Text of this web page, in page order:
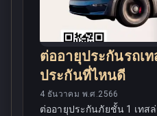
ต่ออายุประกันรถเ
ประกันที่ไหนดี
4 ธันวาคม พ.ศ.2566
ต่ออายุประกันภัยชั้น 1 เทส